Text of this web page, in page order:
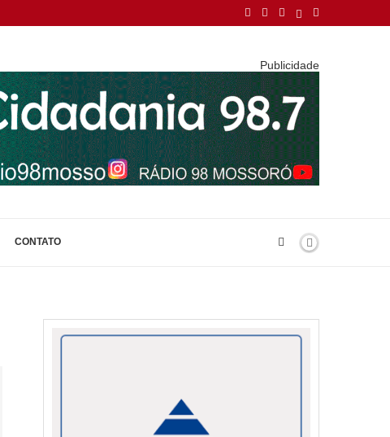
Publicidade
CONTATO